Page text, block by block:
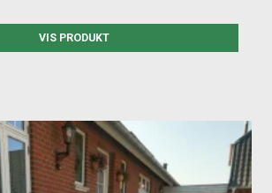
VIS PRODUKT